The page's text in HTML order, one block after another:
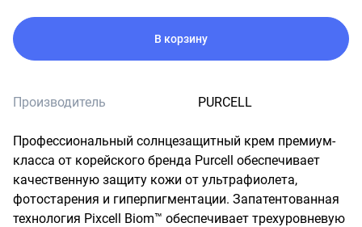
В корзину
Производитель PURCELL
Профессиональный солнцезащитный крем премиум-
класса от корейского бренда Purcell обеспечивает
качественную защиту кожи от ультрафиолета,
фотостарения и гиперпигментации. Запатентованная
технология Pixcell Biom™ обеспечивает трехуровневую